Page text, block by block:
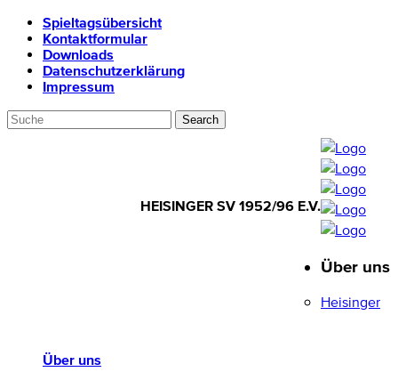
Spieltagsübersicht
Kontaktformular
Downloads
Datenschutzerklärung
Impressum
HEISINGER SV 1952/96 E.V.
1952/96 E.V.
Über uns
Über uns
Heisinger